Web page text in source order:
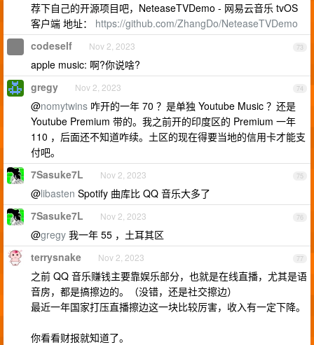
荐下自己的开源项目吧，NeteaseTVDemo - 网易云音乐 tvOS
客户端 地址： https://github.com/ZhangDo/NeteaseTVDemo
73
codeself Nov 2, 2023
apple music: 啊?你说啥?
74
gregy Nov 2, 2023
@nomytwins 咋开的一年 70 ？是单独 Youtube Music ？还是
Youtube Premium 带的。我之前开的印度区的 Premium 一年
110 ，后面还不知道咋续。土区的现在得要当地的信用卡才能支
付吧。
75
7Sasuke7L Nov 2, 2023
@libasten Spotify 曲库比 QQ 音乐大多了
76
7Sasuke7L Nov 2, 2023
@gregy 我一年 55 ，土耳其区
77
terrysnake Nov 2, 2023
之前 QQ 音乐赚钱主要靠娱乐部分，也就是在线直播，尤其是语
音房，都是搞擦边的。（没错，还是社交擦边）
最近一年国家打压直播擦边这一块比较厉害，收入有一定下降。
你看看财报就知道了。